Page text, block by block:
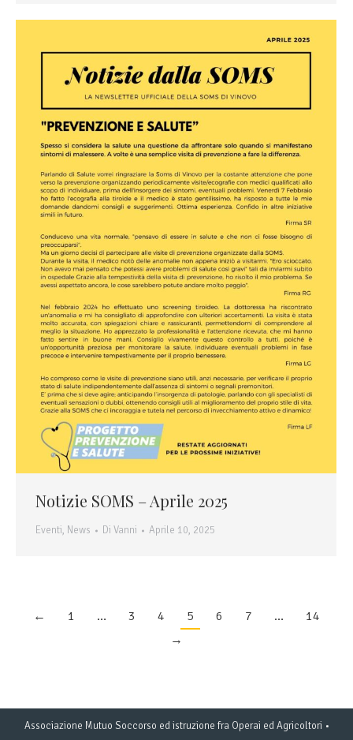
Notizie SOMS – Aprile 2025
Eventi, News Di Vanni Aprile 10, 2025
← 1 … 3 4 5 6 7 …
14
→
Associazione Mutuo Soccorso ed istruzione fra Operai ed Agricoltori •